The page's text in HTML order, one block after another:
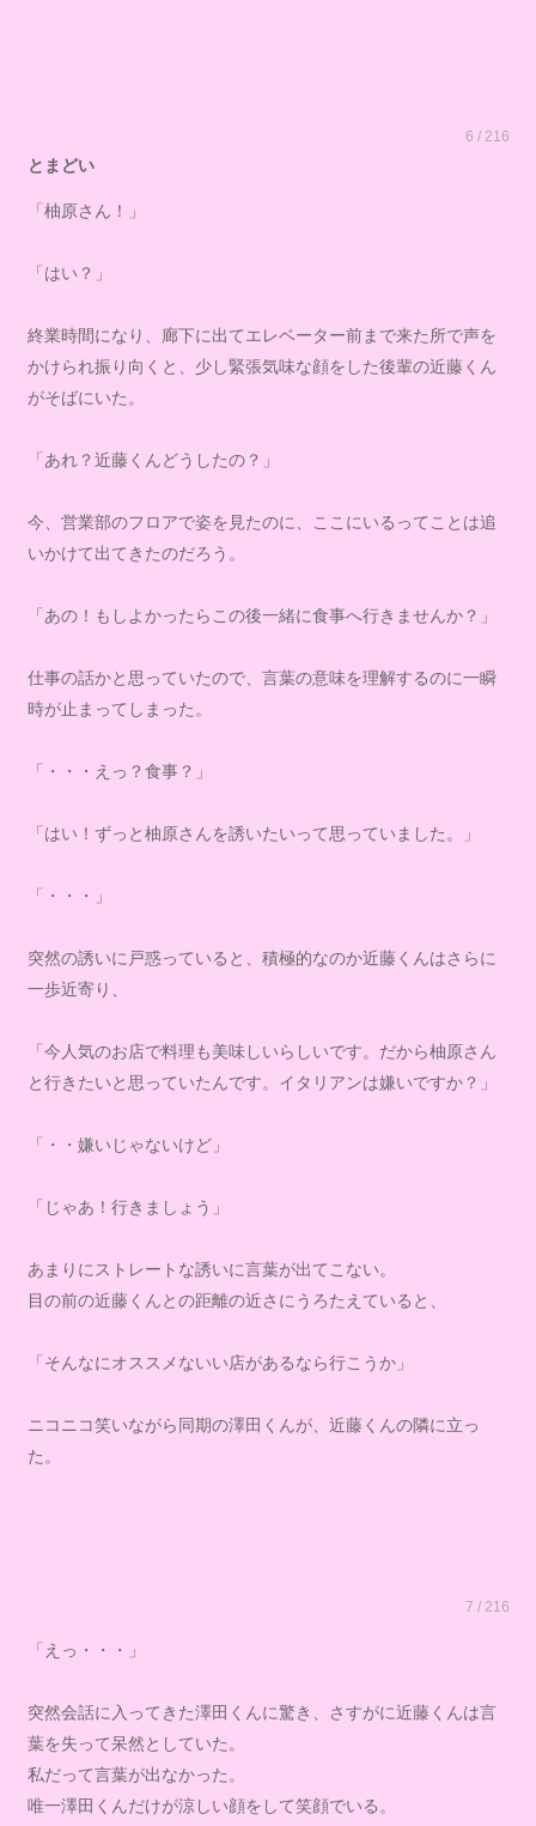
6 / 216
とまどい
「柚原さん！」
「はい？」
終業時間になり、廊下に出てエレベーター前まで来た所で声を
かけられ振り向くと、少し緊張気味な顔をした後輩の近藤くん
がそばにいた。
「あれ？近藤くんどうしたの？」
今、営業部のフロアで姿を見たのに、ここにいるってことは追
いかけて出てきたのだろう。
「あの！もしよかったらこの後一緒に食事へ行きませんか？」
仕事の話かと思っていたので、言葉の意味を理解するのに一瞬
時が止まってしまった。
「・・・えっ？食事？」
「はい！ずっと柚原さんを誘いたいって思っていました。」
「・・・」
突然の誘いに戸惑っていると、積極的なのか近藤くんはさらに
一歩近寄り、
「今人気のお店で料理も美味しいらしいです。だから柚原さん
と行きたいと思っていたんです。イタリアンは嫌いですか？」
「・・嫌いじゃないけど」
「じゃあ！行きましょう」
あまりにストレートな誘いに言葉が出てこない。
目の前の近藤くんとの距離の近さにうろたえていると、
「そんなにオススメないい店があるなら行こうか」
ニコニコ笑いながら同期の澤田くんが、近藤くんの隣に立っ
た。
7 / 216
「えっ・・・」
突然会話に入ってきた澤田くんに驚き、さすがに近藤くんは言
葉を失って呆然としていた。
私だって言葉が出なかった。
唯一澤田くんだけが涼しい顔をして笑顔でいる。